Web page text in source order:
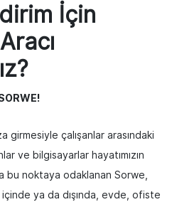
İçin
girmesiyle çalışanlar arasındaki
ve bilgisayarlar hayatımızın
bu noktaya odaklanan Sorwe,
içinde ya da dışında, evde, ofiste